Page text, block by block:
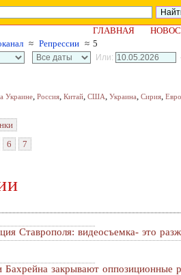
ГЛАВНАЯ
≈ Репрессии ≈ 5
Или:
Украине, Россия, Китай, США, Украина, Сирия,
6 7
Ставрополя: видеосъемка- это
Бахрейна закрывают оппозиционные